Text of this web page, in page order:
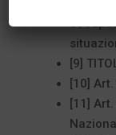
[9]
[10]
[11]